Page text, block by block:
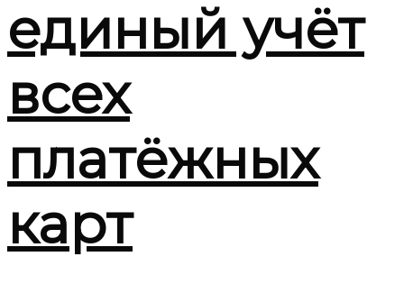
единый учёт
всех
платёжных
карт